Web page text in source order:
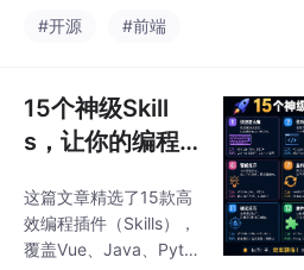
de和GPT。该模型采用
技术，支持100万token
上下文窗口。在编程基
准测试中表现突出，特
名第一。虽然整体性能
略逊于Claude Fable 5
和GPT-5.6 Sol，但在
#开源 #前端
15个神级Skill
s，让你的编程
这篇文章精选了15款高
效编程插件（Skills），
覆盖Vue、Java、Pyth